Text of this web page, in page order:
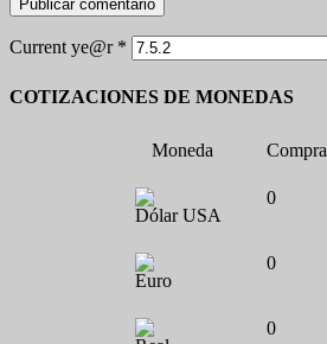
Current ye@r *
COTIZACIONES DE MONEDAS
Moneda Compra
Dólar USA
0
Euro
0
0